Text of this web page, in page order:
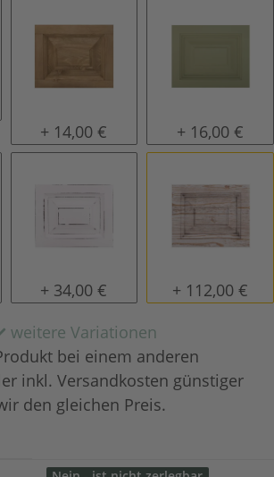
gewachst
+ 14,00 € lackiert
+ 16,00 €
frei wählbar
shabby chic / antik look
+ 34,00 € tief gebürstet
+ 112,00 €
weitere Variationen
bei einem anderen
inkl. Versandkosten günstiger
den gleichen Preis.